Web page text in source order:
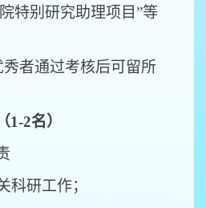
特别研究助理项目”等
者通过考核后可留所
1-2名）
研工作；